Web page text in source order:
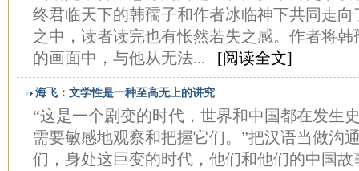
终君临天下的韩孺子和作者冰临神下共同走
之中，读者读完也有怅然若失之感。作者将
的画面中，与他从无法... [阅读全文]
海飞：文学性是一种至高无上的讲究
“这是一个剧变的时代，世界和中国都在发生
需要敏感地观察和把握它们。”把汉语当做沟
们，身处这巨变的时代，他们和他们的中国